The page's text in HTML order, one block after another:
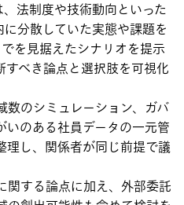
法制度や技術動向といった
分散していた実態や課題を
を見据えたシナリオを提示
べき論点と選択肢を可視化
数のシミュレーション、ガバ
いのある社員データの一元管
理し、関係者が同じ前提で議
関する論点に加え、外部委託